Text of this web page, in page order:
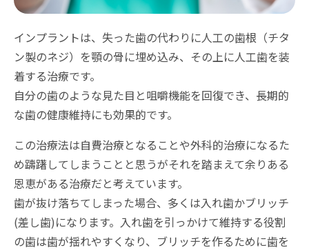
インプラントは、失った歯の代わりに人工の歯根（チタ
ン製のネジ）を顎の骨に埋め込み、その上に人工歯を装
着する治療です。
自分の歯のような見た目と咀嚼機能を回復でき、長期的
な歯の健康維持にも効果的です。
この治療法は自費治療となることや外科的治療になるた
め躊躇してしまうことと思うがそれを踏まえて余りある
恩恵がある治療だと考えています。
歯が抜け落ちてしまった場合、多くは入れ歯かブリッチ
(差し歯)になります。入れ歯を引っかけて維持する役割
の歯は歯が揺れやすくなり、ブリッチを作るために歯を